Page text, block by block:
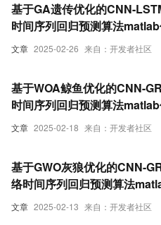
文章 2025-02-26 来自：开发者社区
基于GA遗传优化的CNN-
时间序列回归预测算法
文章 2025-02-18 来自：开发者社区
基于WOA鲸鱼优化的CNN-
时间序列回归预测算法
文章 2025-02-13 来自：开发者社区
基于GWO灰狼优化的CNN-
络时间序列回归预测算法